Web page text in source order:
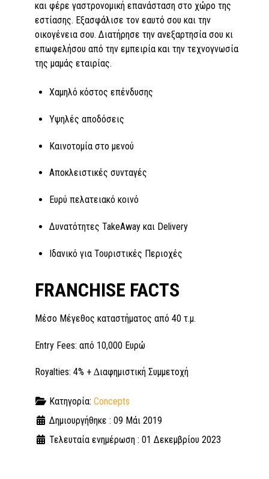
και φέρε γαστρονομική επανάσταση στο χώρο της
εστίασης. Εξασφάλισε τον εαυτό σου και την
οικογένεια σου. Διατήρησε την ανεξαρτησία σου κι
επωφελήσου από την εμπειρία και την τεχνογνωσία
της μαμάς εταιρίας.
Χαµηλό κόστος επένδυσης
Υψηλές αποδόσεις
Καινοτοµία στο μενού
Αποκλειστικές συνταγές
Ευρύ πελατειακό κοινό
Δυνατότητες TakeAway και Delivery
Ιδανικό για Τουριστικές Περιοχές
FRANCHISE FACTS
Μέσο Μέγεθος καταστήµατος από 40 τ.µ.
Entry Fees: από 10,000 Ευρώ
Royalties: 4% + ∆ιαφηµιστική Συµµετοχή
Κατηγορία: Concepts
Δημιουργήθηκε : 09 Μάι 2019
Τελευταία ενημέρωση : 01 Δεκεμβρίου 2023